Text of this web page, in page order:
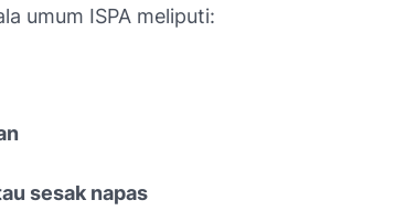
umum ISPA meliputi:
sesak napas